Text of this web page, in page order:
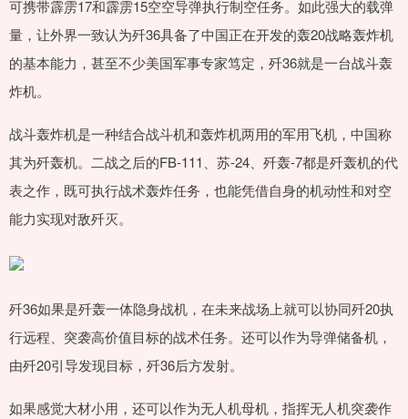
可携带霹雳17和霹雳15空空导弹执行制空任务。如此强大的载弹
量，让外界一致认为歼36具备了中国正在开发的轰20战略轰炸机
的基本能力，甚至不少美国军事专家笃定，歼36就是一台战斗轰
炸机。
战斗轰炸机是一种结合战斗机和轰炸机两用的军用飞机，中国称
其为歼轰机。二战之后的FB-111、苏-24、歼轰-7都是歼轰机的代
表之作，既可执行战术轰炸任务，也能凭借自身的机动性和对空
能力实现对敌歼灭。
歼36如果是歼轰一体隐身战机，在未来战场上就可以协同歼20执
行远程、突袭高价值目标的战术任务。还可以作为导弹储备机，
由歼20引导发现目标，歼36后方发射。
如果感觉大材小用，还可以作为无人机母机，指挥无人机突袭作